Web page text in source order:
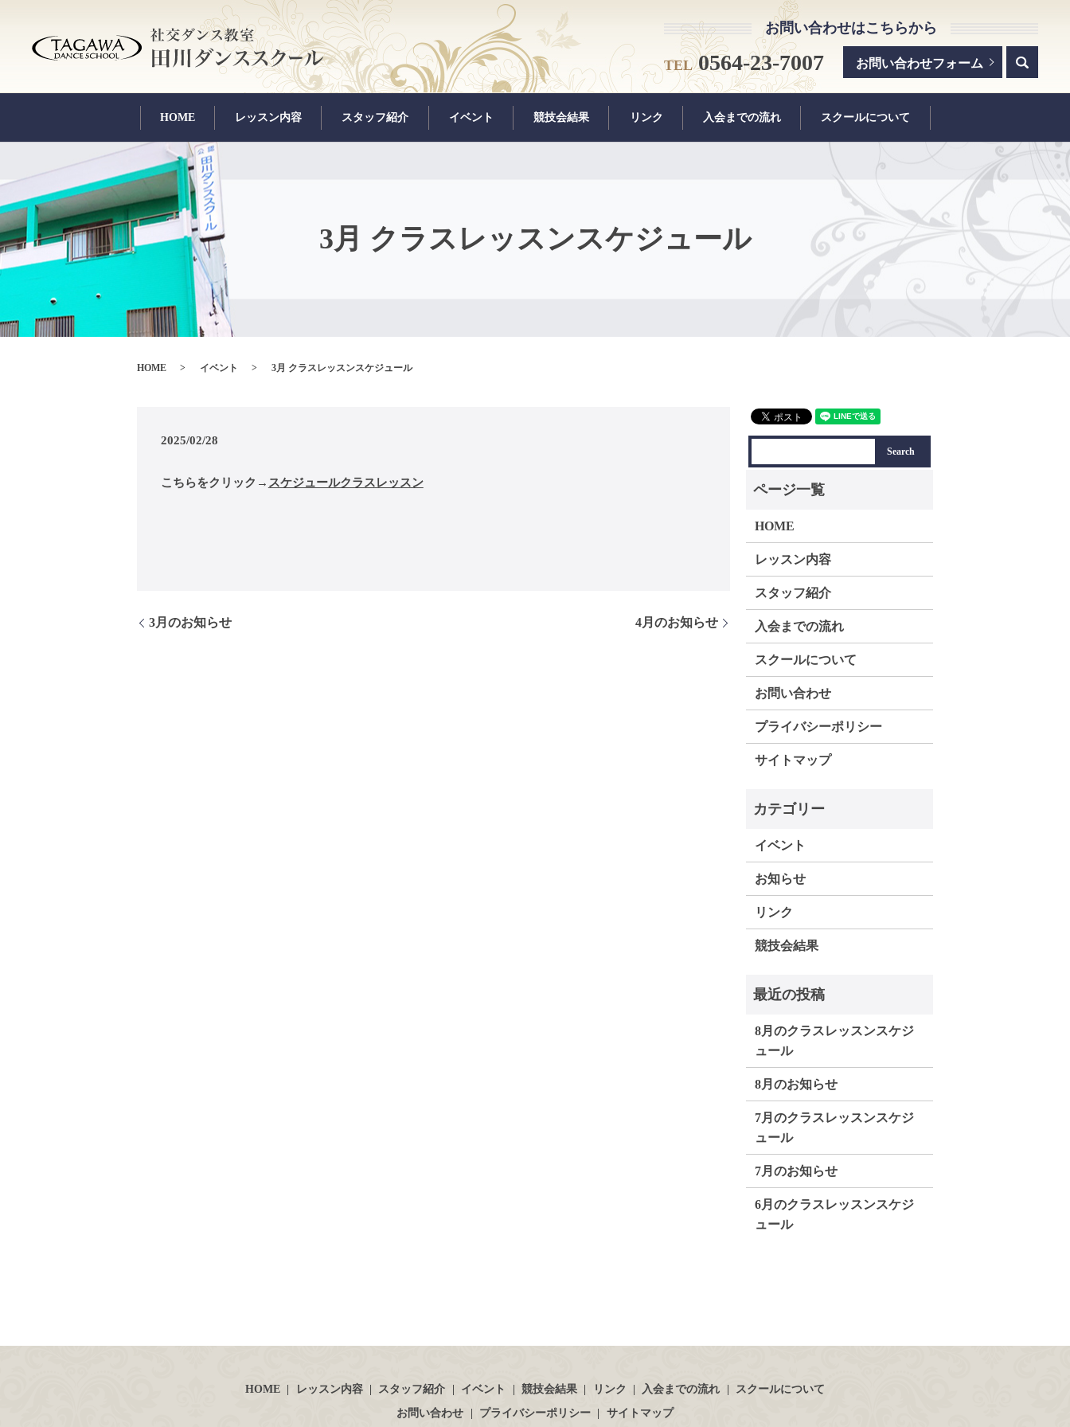
お問い合わせはこちらから
TEL0564-23-7007 お問い合わせフォーム
HOME レッスン内容 スタッフ紹介 イベント 競技会結果 リンク 入会までの流れ スクールについて
3月 クラスレッスンスケジュール
HOME イベント 3月 クラスレッスンスケジュール
2025/02/28
こちらをクリック→ スケジュールクラスレッスン
3月のお知らせ 4月のお知らせ
HOME
レッスン内容
スタッフ紹介
入会までの流れ
スクールについて
お問い合わせ
プライバシーポリシー
サイトマップ
イベント
お知らせ
リンク
競技会結果
8月のクラスレッスンスケジ
ュール
8月のお知らせ
7月のクラスレッスンスケジ
ュール
7月のお知らせ
6月のクラスレッスンスケジ
ュール
HOME レッスン内容 スタッフ紹介 イベント 競技会結果 リンク 入会までの流れ
スクールについて
お問い合わせ
プライバシーポリシー サイトマップ